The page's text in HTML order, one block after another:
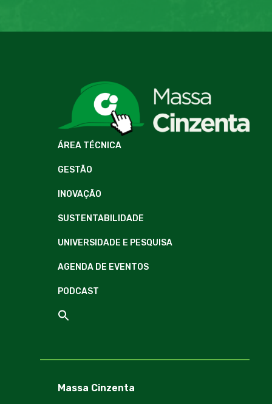
ÁREA TÉCNICA
GESTÃO
INOVAÇÃO
SUSTENTABILIDADE
UNIVERSIDADE E PESQUISA
AGENDA DE EVENTOS
PODCAST
Massa Cinzenta